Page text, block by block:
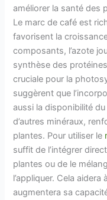
améliorer la santé des
Le marc de café est
favorisent la
composants, l’azote
synthèse des
cruciale pour la
suggèrent que
aussi la disponibilité
d’autres minéraux,
plantes. Pour utiliser le
suffit de l’intégrer
plantes ou de le
l’appliquer. Cela
augmentera sa